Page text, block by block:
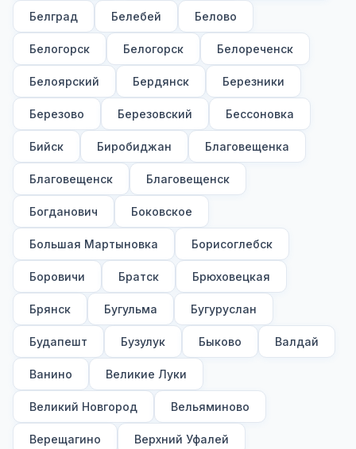
Белград Белебей Белово
Белогорск Белогорск Белореченск
Белоярский Бердянск Березники
Березово Березовский Бессоновка
Бийск Биробиджан Благовещенка
Благовещенск Благовещенск
Богданович Боковское
Большая Мартыновка Борисоглебск
Боровичи Братск Брюховецкая
Брянск Бугульма Бугуруслан
Будапешт Бузулук Быково Валдай
Ванино Великие Луки
Великий Новгород Вельяминово
Верещагино Верхний Уфалей